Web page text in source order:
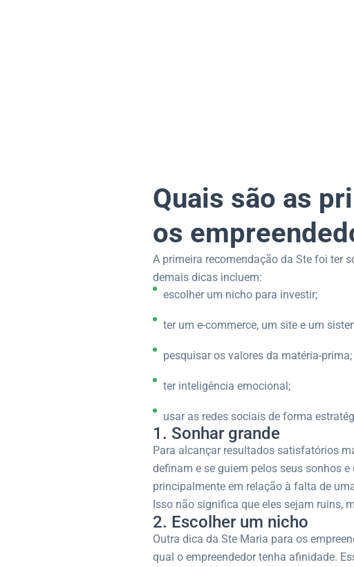
Quais são as
os
A primeira recomendação da Ste foi ter
demais dicas incluem:
escolher um nicho para investir;
ter um e-commerce, um site e um
pesquisar os valores da matéria-prima;
ter inteligência emocional;
usar as redes sociais de forma
1. Sonhar grande
Para alcançar resultados satisfatórios
definam e se guiem pelos seus sonhos
principalmente em relação à falta de
Isso não significa que eles sejam ruins,
2. Escolher um nicho
Outra dica da Ste Maria para os
qual o empreendedor tenha afinidade.